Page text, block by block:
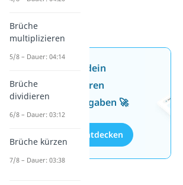
Jetzt neu: Teste dein
Wissen mit unseren
kostenlosen Aufgaben 🚀
Aufgaben entdecken
Brüche
multiplizieren
5/8 – Dauer: 04:14
Brüche
dividieren
6/8 – Dauer: 03:12
Brüche kürzen
7/8 – Dauer: 03:38